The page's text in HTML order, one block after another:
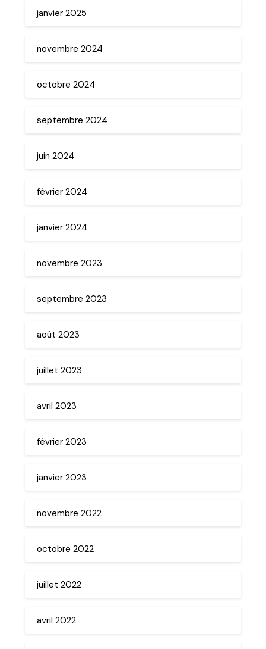
janvier 2025
novembre 2024
octobre 2024
septembre 2024
juin 2024
février 2024
janvier 2024
novembre 2023
septembre 2023
août 2023
juillet 2023
avril 2023
février 2023
janvier 2023
novembre 2022
octobre 2022
juillet 2022
avril 2022